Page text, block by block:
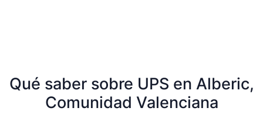
Qué saber sobre UPS en Alberic,
Comunidad Valenciana